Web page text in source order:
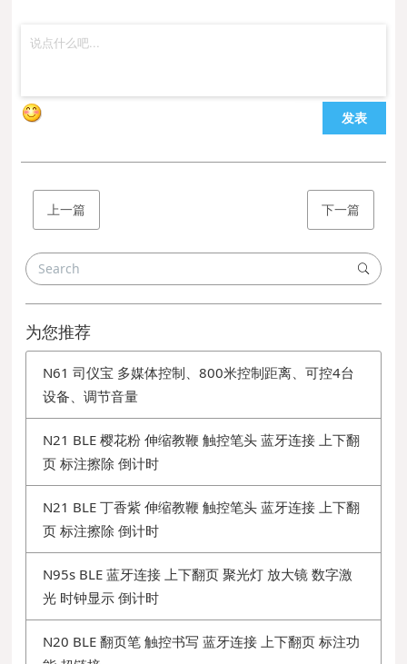
发表
上一篇 下一篇
为您推荐
N61 司仪宝 多媒体控制、800米控制距离、可控4台
设备、调节音量
N21 BLE 樱花粉 伸缩教鞭 触控笔头 蓝牙连接 上下翻
页 标注擦除 倒计时
N21 BLE 丁香紫 伸缩教鞭 触控笔头 蓝牙连接 上下翻
页 标注擦除 倒计时
N95s BLE 蓝牙连接 上下翻页 聚光灯 放大镜 数字激
光 时钟显示 倒计时
N20 BLE 翻页笔 触控书写 蓝牙连接 上下翻页 标注功